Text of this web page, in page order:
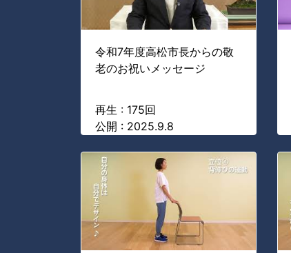
令和7年度高松市長からの敬
老のお祝いメッセージ
再生 : 175回
公開 : 2025.9.8